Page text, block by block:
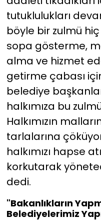
tutuklulukları
böyle bir zulmü
sopa gösterme,
alma ve hizmet
getirme çabası
belediye
halkımıza bu
Halkımızın
tarlalarına
halkımızı hapse
korkutarak
dedi.
"Bakanlıkların
Belediyelerimiz